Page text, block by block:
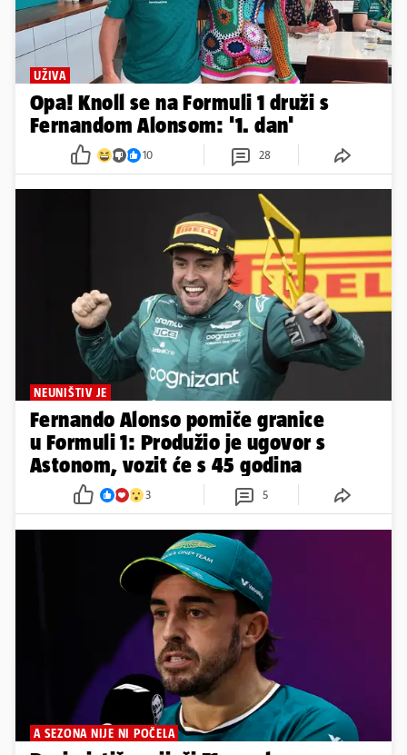
UŽIVA
Opa! Knoll se na Formuli 1 druži s
Fernandom Alonsom: '1. dan'
10 28
NEUNIŠTIV JE
Fernando Alonso pomiče granice
u Formuli 1: Produžio je ugovor s
Astonom, vozit će s 45 godina
3 5
A SEZONA NIJE NI POČELA